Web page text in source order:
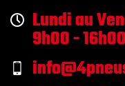
Lundi au
9h00 - 16h00